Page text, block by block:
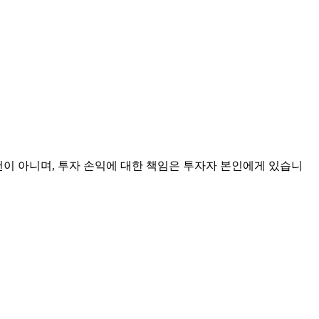
아니며, 투자 손익에 대한 책임은 투자자 본인에게 있습니